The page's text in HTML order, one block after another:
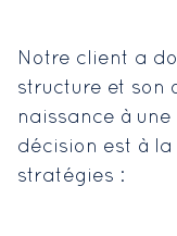
Notre client a
structure et son
naissance à
décision est à
stratégies :